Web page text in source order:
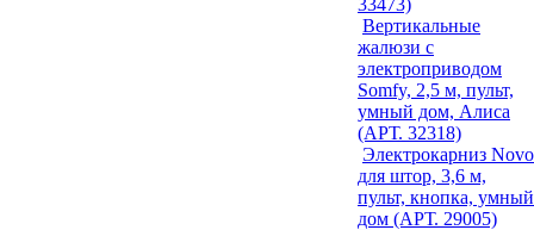
33473)
Вертикальные
жалюзи с
электроприводом
Somfy, 2,5 м, пульт,
умный дом, Алиса
(АРТ. 32318)
Электрокарниз Novo
для штор, 3,6 м,
пульт, кнопка, умный
дом (АРТ. 29005)